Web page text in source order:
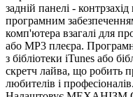
задній панелі -
програмним
комп'ютера взагалі для
або MP3 плеєра.
з бібліотеки iTunes або
скретч лайва, що робить
любителів і професіоналів.